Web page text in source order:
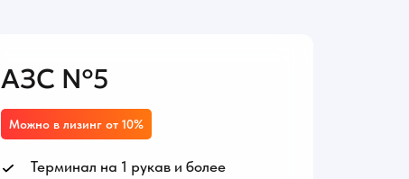
АЗС №5
Терминал на 1 рукав и более
Можно в лизинг от 10%